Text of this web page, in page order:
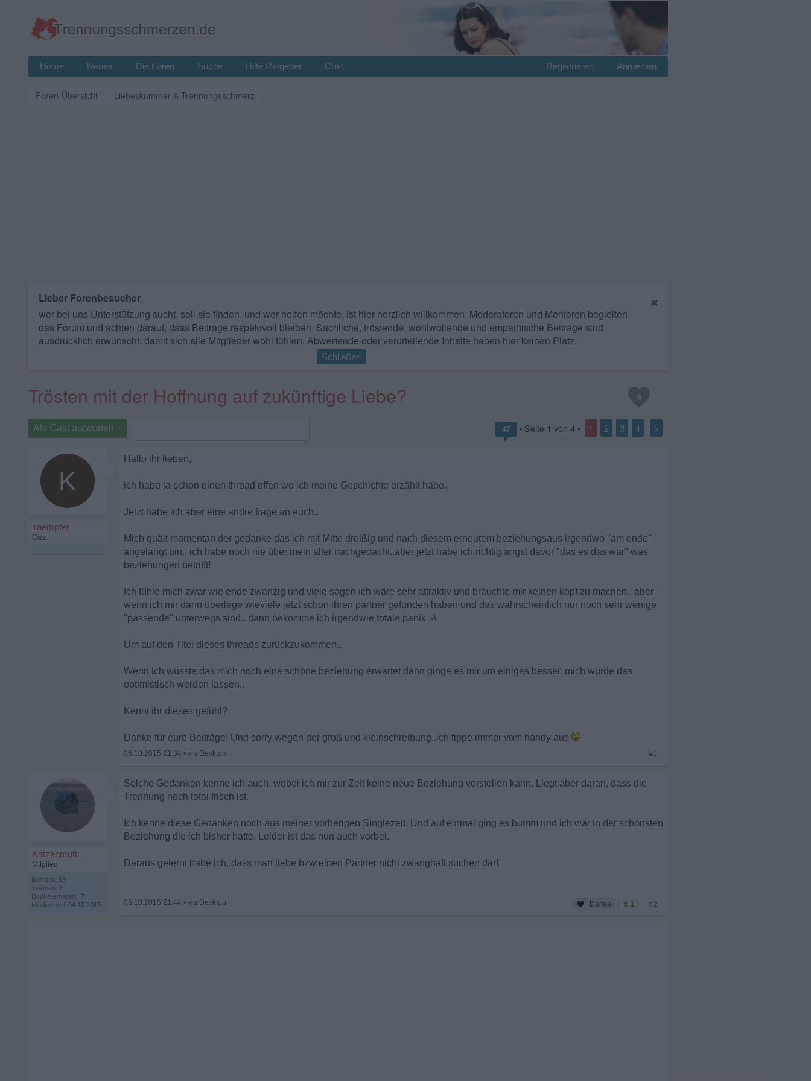
Home Neues Die Foren Suche Hilfe Ratgeber Chat Anmelden
Registrieren
Foren-Übersicht Liebeskummer & Trennungsschmerz
×
Lieber Forenbesucher,
wer bei uns Unterstützung sucht, soll sie finden, und wer helfen möchte, ist hier herzlich willkommen. Moderatoren und Mentoren begleiten
das Forum und achten darauf, dass Beiträge respektvoll bleiben. Sachliche, tröstende, wohlwollende und empathische Beiträge sind
ausdrücklich erwünscht, damit sich alle Mitglieder wohl fühlen. Abwertende oder verurteilende Inhalte haben hier keinen Platz.
Schließen
6
Trösten mit der Hoffnung auf zukünftige Liebe?
Als Gast antworten + 47 • Seite 1 von 4 • 1 2 3 4 >
K
kaempfer
Gast
Hallo ihr lieben,
ich habe ja schon einen thread offen wo ich meine Geschichte erzählt habe..
Jetzt habe ich aber eine andre frage an euch..
Mich quält momentan der gedanke das ich mit Mitte dreißig und nach diesem erneutem beziehungsaus irgendwo "am ende"
angelangt bin.. ich habe noch nie über mein alter nachgedacht..aber jetzt habe ich richtig angst davor "das es das war" was
beziehungen betrifft!
Ich fühle mich zwar wie ende zwanzig und viele sagen ich wäre sehr attraktiv und bräuchte mir keinen kopf zu machen.. aber
wenn ich mir dann überlege wieviele jetzt schon ihren partner gefunden haben und das wahrscheinlich nur noch sehr wenige
"passende" unterwegs sind...dann bekomme ich irgendwie totale panik :-\
Um auf den Titel dieses threads zurückzukommen..
Wenn ich wüsste das mich noch eine schöne beziehung erwartet dann ginge es mir um einiges besser..mich würde das
optimistisch werden lassen..
Kennt ihr dieses gefühl?
Danke für eure Beiträge! Und sorry wegen der groß und kleinschreibung..ich tippe immer vom handy aus
05.10.2015 21:34 • #1
Katzenmutti
Mitglied
Beiträge: 68
Themen: 2
Danke erhalten: 7
Mitglied seit: 04.10.2015
Solche Gedanken kenne ich auch, wobei ich mir zur Zeit keine neue Beziehung vorstellen kann. Liegt aber daran, dass die
Trennung noch total frisch ist.
Ich kenne diese Gedanken noch aus meiner vorherigen Singlezeit. Und auf einmal ging es bumm und ich war in der schönsten
Beziehung die ich bisher hatte. Leider ist das nun auch vorbei.
Daraus gelernt habe ich, dass man liebe bzw einen Partner nicht zwanghaft suchen darf.
05.10.2015 21:44 • x 1 #2